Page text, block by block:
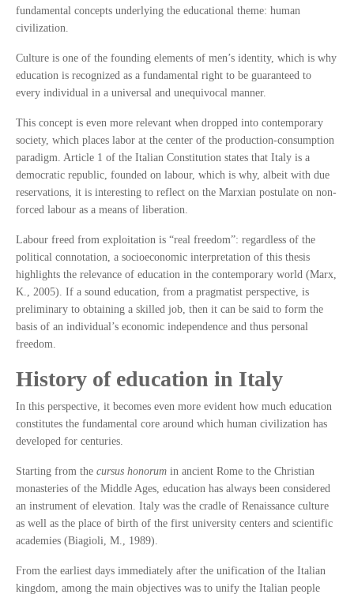
fundamental concepts underlying the educational theme: human
civilization.
Culture is one of the founding elements of men’s identity, which is why
education is recognized as a fundamental right to be guaranteed to
every individual in a universal and unequivocal manner.
This concept is even more relevant when dropped into contemporary
society, which places labor at the center of the production-consumption
paradigm. Article 1 of the Italian Constitution states that Italy is a
democratic republic, founded on labour, which is why, albeit with due
reservations, it is interesting to reflect on the Marxian postulate on non-
forced labour as a means of liberation.
Labour freed from exploitation is “real freedom”: regardless of the
political connotation, a socioeconomic interpretation of this thesis
highlights the relevance of education in the contemporary world (Marx,
K., 2005). If a sound education, from a pragmatist perspective, is
preliminary to obtaining a skilled job, then it can be said to form the
basis of an individual’s economic independence and thus personal
freedom.
History of education in Italy
In this perspective, it becomes even more evident how much education
constitutes the fundamental core around which human civilization has
developed for centuries.
Starting from the cursus honorum in ancient Rome to the Christian
monasteries of the Middle Ages, education has always been considered
an instrument of elevation. Italy was the cradle of Renaissance culture
as well as the place of birth of the first university centers and scientific
academies (Biagioli, M., 1989).
From the earliest days immediately after the unification of the Italian
kingdom, among the main objectives was to unify the Italian people